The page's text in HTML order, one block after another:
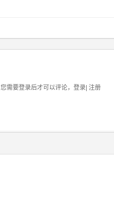
您需要登录后才可以评论， 登录| 注册